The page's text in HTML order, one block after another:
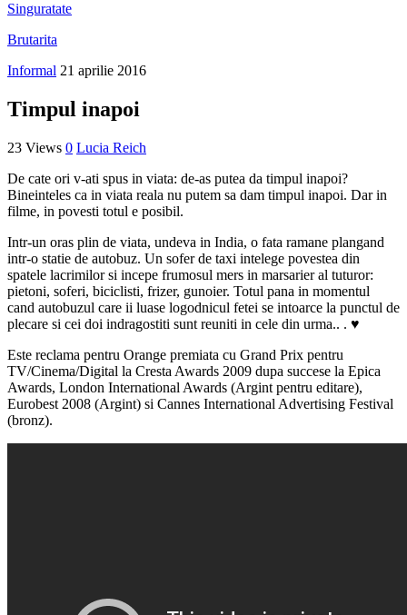
Singuratate
Brutarita
Informal 21 aprilie 2016
Timpul inapoi
23 Views 0 Lucia Reich
De cate ori v-ati spus in viata: de-as putea da timpul inapoi?
Bineinteles ca in viata reala nu putem sa dam timpul inapoi. Dar in
filme, in povesti totul e posibil.
Intr-un oras plin de viata, undeva in India, o fata ramane plangand
intr-o statie de autobuz. Un sofer de taxi intelege povestea din
spatele lacrimilor si incepe frumosul mers in marsarier al tuturor:
pietoni, soferi, biciclisti, frizer, gunoier. Totul pana in momentul
cand autobuzul care ii luase logodnicul fetei se intoarce la punctul de
plecare si cei doi indragostiti sunt reuniti in cele din urma.. . ♥
Este reclama pentru Orange premiata cu Grand Prix pentru
TV/Cinema/Digital la Cresta Awards 2009 dupa succese la Epica
Awards, London International Awards (Argint pentru editare),
Eurobest 2008 (Argint) si Cannes International Advertising Festival
(bronz).